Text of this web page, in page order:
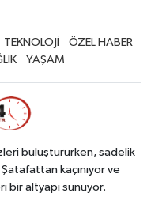
TEKNOLOJİ
ÖZEL HABER
YAŞAM
buluştururken, sadelik
kaçınıyor ve
bir altyapı sunuyor.